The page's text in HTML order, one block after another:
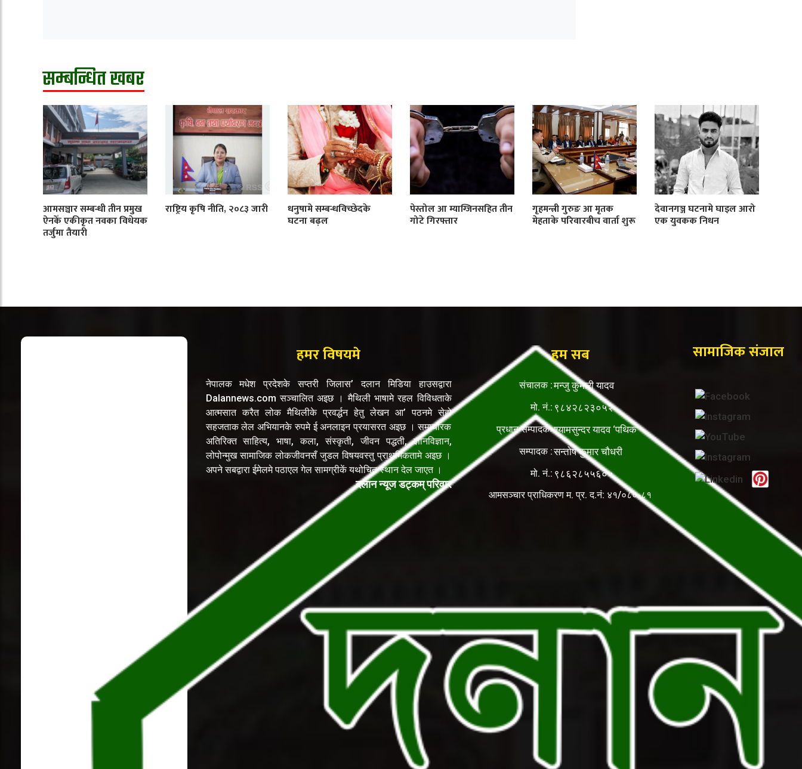
सम्बन्धित खबर
आमसञ्चार सम्बन्धी तीन प्रमुख
ऐनकेँ एकीकृत नवका विधेयक
तर्जुमा तैयारी
राष्ट्रिय कृषि नीति, २०८३ जारी धनुषामे सम्बन्धविच्छेदके
घटना बढ़ल
पेस्तोल आ म्याग्जिनसहित तीन
गोटे गिरफ्तार
गृहमन्त्री गुरुङ आ मृतक
मेहताके परिवारबीच वार्ता शुरू
देवानगञ्ज घटनामे घाइल आरो
एक युवकक निधन
हमर विषयमे
नेपालक मधेश प्रदेशके सप्तरी जिलास’ दलान मिडिया हाउसद्वारा
Dalannews.com सञ्चालित अइछ । मैथिली भाषामे रहल विविधताके
आत्मसात करैत लोक मैथिलीके प्रवर्द्धन हेतु लेखन आ’ पठनमे सेहो
सहजताक लेल अभियानके रुपमे ई अनलाइन प्रयासरत अइछ । समाचारक
अतिरिक्त साहित्य, भाषा, कला, संस्कृती, जीवन पद्धती, ज्ञानविज्ञान,
लोपोन्मुख सामाजिक लोकजीवनसँ जुडल विषयवस्तु प्राथमिकतामे अइछ ।
अपने सबद्वारा ईमेलमे पठाएल गेल सामग्रीकें यथोचित स्थान देल जाएत ।
दलान न्यूज डट्कम् परिवार
हम सब
संचालक :मन्जु कुमारी यादव
मो. नं.: ९८४२८२३०५२
प्रधान सम्पादकःश्यामसुन्दर यादव ‘पथिक’
सम्पादक :सन्तोष कुमार चौधरी
मो. नं.: ९८६२८५५६०५
आमसञ्चार प्राधिकरण म. प्र. द.नं: ४१/०८०-८१
सामाजिक संजाल